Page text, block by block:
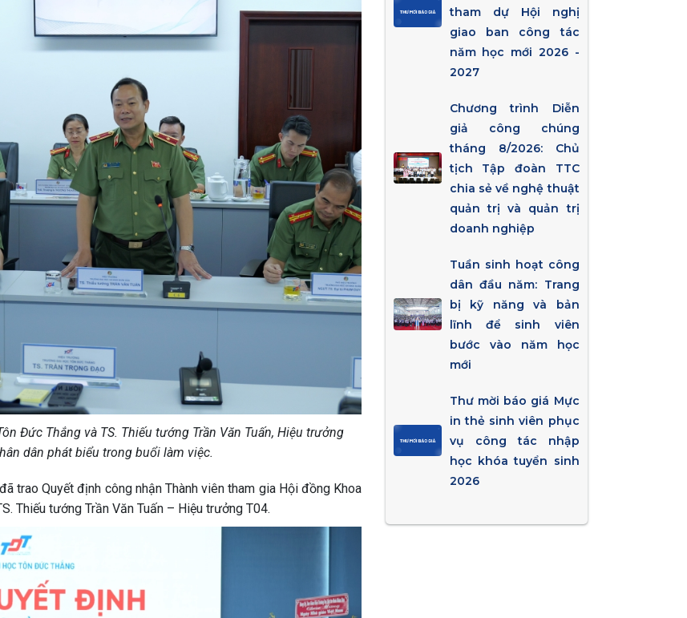
Đức Thắng và TS. Thiếu tướng Trần Văn Tuấn, Hiệu trưởng
dân phát biểu trong buổi làm việc.
trao Quyết định công nhận Thành viên tham gia Hội đồng Khoa
Thiếu tướng Trần Văn Tuấn – Hiệu trưởng T04.
tham dự Hội nghị
giao ban công tác
năm học mới 2026 -
2027
Chương trình Diễn
giả công chúng
tháng 8/2026: Chủ
tịch Tập đoàn TTC
chia sẻ về nghệ thuật
quản trị và quản trị
doanh nghiệp
Tuần sinh hoạt công
dân đầu năm: Trang
bị kỹ năng và bản
lĩnh để sinh viên
bước vào năm học
mới
Thư mời báo giá Mực
in thẻ sinh viên phục
vụ công tác nhập
học khóa tuyển sinh
2026